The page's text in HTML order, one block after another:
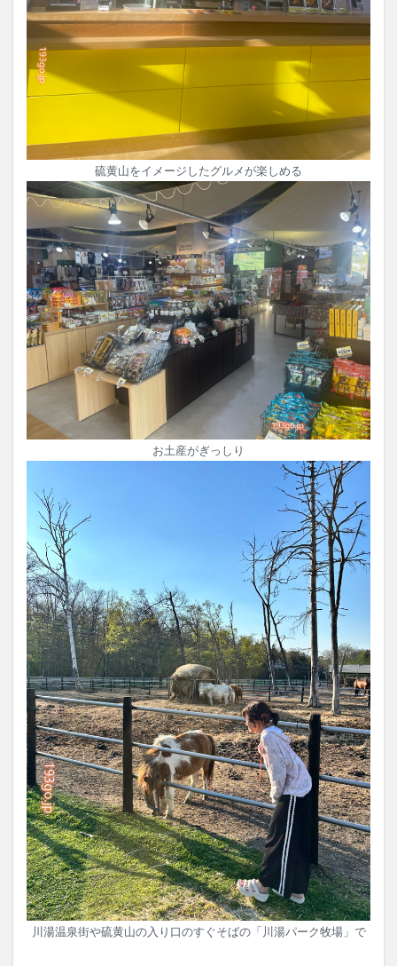
硫黄山をイメージしたグルメが楽しめる
お土産がぎっしり
川湯温泉街や硫黄山の入り口のすぐそばの「川湯パーク牧場」で